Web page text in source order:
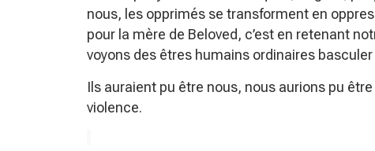
nous, les opprimés se transforment en
pour la mère de Beloved, c’est en retenant
voyons des êtres humains ordinaires basculer
Ils auraient pu être nous, nous aurions pu
violence.